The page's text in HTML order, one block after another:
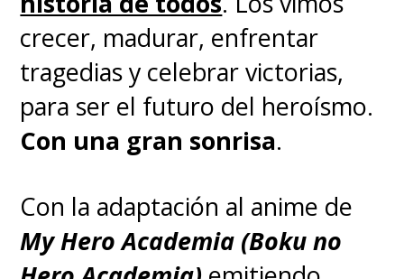
combate contra la tentación de
dejarse arrastrar por la locura.
Pueden revisar en detalle las
dos páginas que se dieron a
conocer de la adaptación de Ito,
cortesía deA24.
crecer, madurar, enfrentar
tragedias y celebrar victorias,
para ser el futuro del heroísmo.
Con una gran sonrisa.
Con la adaptación al anime de
My Hero Academia (Boku no